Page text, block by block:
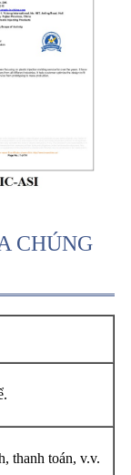
CHÚNG
thanh toán, v.v.